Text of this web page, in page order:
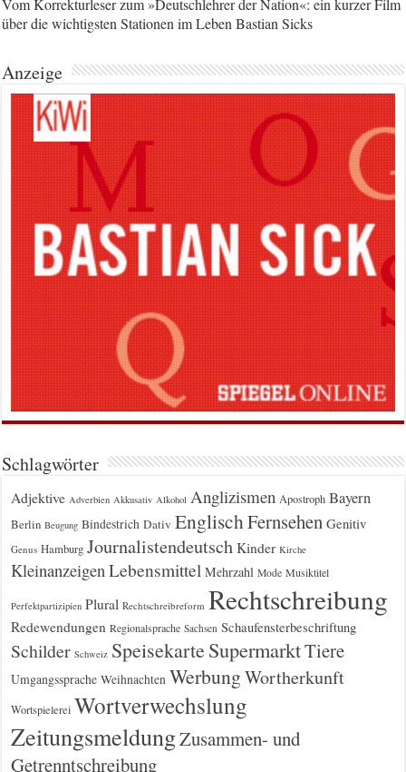
Vom Korrekturleser zum »Deutschlehrer der Nation«: ein kurzer Film
über die wichtigsten Stationen im Leben Bastian Sicks
Anzeige
Schlagwörter
Adjektive Adverbien Akkusativ Alkohol Anglizismen Apostroph Bayern
Berlin Beugung Bindestrich Dativ EnglischFernsehen Genitiv
Genus Hamburg Journalistendeutsch Kinder Kirche
KleinanzeigenLebensmittel Mehrzahl Mode Musiktitel
Perfektpartizipien Plural Rechtschreibreform Rechtschreibung
Redewendungen Regionalsprache Sachsen Schaufensterbeschriftung
Schilder Schweiz Speisekarte SupermarktTiere
Umgangssprache Weihnachten WerbungWortherkunft
Wortspielerei Wortverwechslung
ZeitungsmeldungZusammen- und
Getrenntschreibung